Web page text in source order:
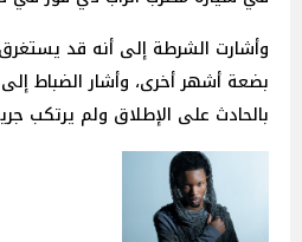
وأشارت الشرطة إلى أنه قد
بضعة أشهر أخرى، وأشار الضباط
بالحادث على الإطلاق ولم يرتكب